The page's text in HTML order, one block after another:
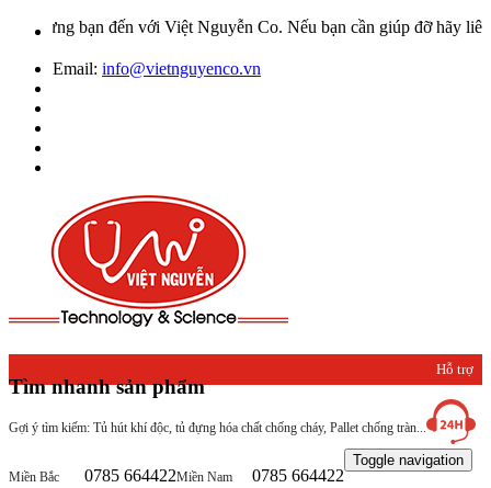
bạn đến với Việt Nguyễn Co. Nếu bạn cần giúp đỡ hãy liên hệ
Email: info@vietnguyenco.vn
Tìm nhanh sản phẩm
Gợi ý tìm kiếm: Tủ hút khí độc, tủ đựng hóa chất chống cháy, Pallet chống tràn...
Hỗ trợ
khách
hàng
Miền Bắc 0785 664422Miền Nam 0785 664422
Toggle navigation